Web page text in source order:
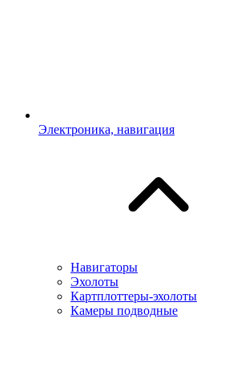
Электроника, навигация
Навигаторы
Эхолоты
Картплоттеры-эхолоты
Камеры подводные